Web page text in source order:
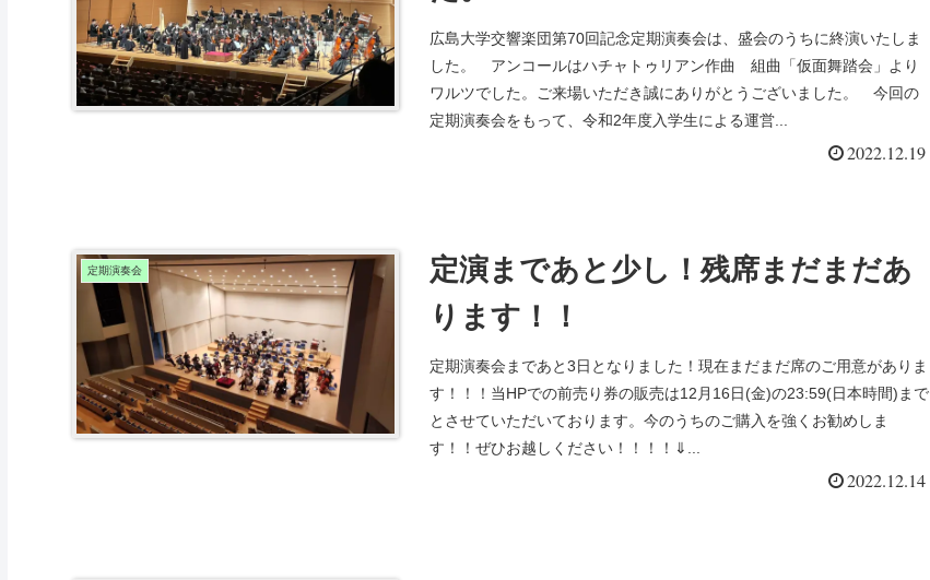
広島大学交響楽団第70回記念定期演奏会は、盛会のうちに終演いたしま
した。 アンコールはハチャトゥリアン作曲 組曲「仮面舞踏会」より
ワルツでした。ご来場いただき誠にありがとうございました。 今回の
定期演奏会をもって、令和2年度入学生による運営...
2022.12.19
定期演奏会
定演まであと少し！残席まだまだあ
ります！！
定期演奏会まであと3日となりました！現在まだまだ席のご用意がありま
す！！！当HPでの前売り券の販売は12月16日(金)の23:59(日本時間)まで
とさせていただいております。今のうちのご購入を強くお勧めしま
す！！ぜひお越しください！！！！⇓...
2022.12.14